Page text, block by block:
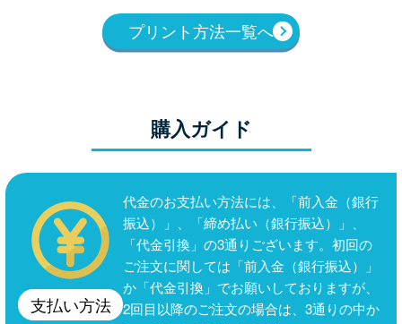
プリント方法一覧へ
購入ガイド
支払い方法
代金のお支払い方法には、「前入金（銀行
振込）」、「締め払い（銀行振込）」、
「代金引換」の3通りございます。初回の
ご注文に関しては「前入金（銀行振込）」
か「代金引換」でお願いしておりますが、
2回目以降のご注文の場合は、3通りの中か